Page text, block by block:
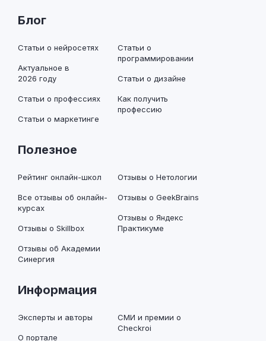
Блог
Статьи о нейросетях
Актуальное в
2026 году
Статьи о профессиях
Статьи о маркетинге
Статьи о
программировании
Статьи о дизайне
Как получить
профессию
Полезное
Рейтинг онлайн-школ
Все отзывы об онлайн-
курсах
Отзывы о Skillbox
Отзывы об Академии
Синергия
Отзывы о Нетологии
Отзывы о GeekBrains
Отзывы о Яндекс
Практикуме
Информация
Эксперты и авторы
О портале
СМИ и премии о
Checkroi